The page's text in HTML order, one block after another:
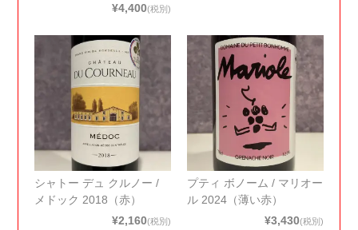
¥4,400(税別)
シャトー デュ クルノー /
メドック 2018（赤）
¥2,160(税別)
プティ ボノーム / マリオー
ル 2024（薄い赤）
¥3,430(税別)